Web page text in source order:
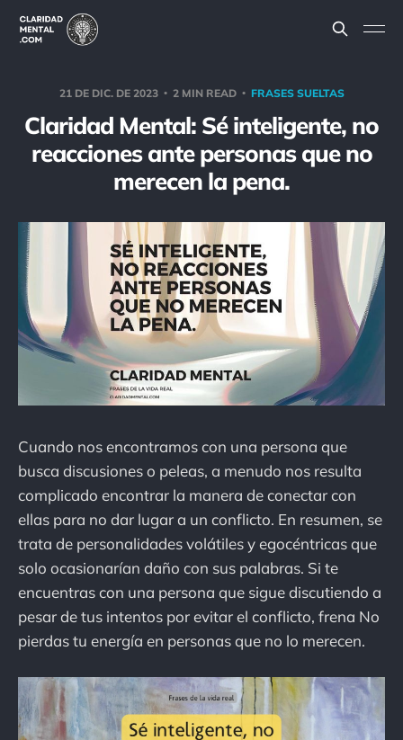
21 DE DIC. DE 2023 2 MIN READ FRASES SUELTAS
Claridad Mental: Sé inteligente, no
reacciones ante personas que no
merecen la pena.
Cuando nos encontramos con una persona que
busca discusiones o peleas, a menudo nos resulta
complicado encontrar la manera de conectar con
ellas para no dar lugar a un conflicto. En resumen, se
trata de personalidades volátiles y egocéntricas que
solo ocasionarían daño con sus palabras. Si te
encuentras con una persona que sigue discutiendo a
pesar de tus intentos por evitar el conflicto, frena No
pierdas tu energía en personas que no lo merecen.